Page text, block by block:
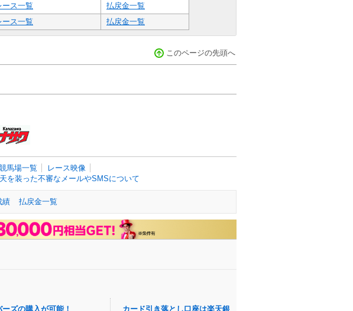
ース一覧
払戻金一覧
ース一覧 払戻金一覧
このページの先頭へ
馬場一覧
レース映像
天を装った不審なメールやSMSについて
績 払戻金一覧
ズの購入が可能！ カード引き落とし口座は楽天銀